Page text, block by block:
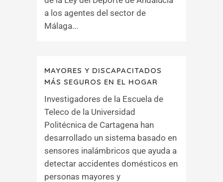
a los agentes del sector de
Málaga...
MAYORES Y DISCAPACITADOS
MÁS SEGUROS EN EL HOGAR
Investigadores de la Escuela de
Teleco de la Universidad
Politécnica de Cartagena han
desarrollado un sistema basado en
sensores inalámbricos que ayuda a
detectar accidentes domésticos en
personas mayores y